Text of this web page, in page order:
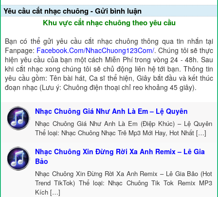
Yêu cầu cắt nhạc chuông - Gửi bình luận
Khu vực cắt nhạc chuông theo yêu cầu
Bạn có thể gửi yêu cầu cắt nhạc chuông thông qua tin nhắn tại
Fanpage: Facebook.Com/NhacChuong123Com/. Chúng tôi sẽ thực
hiện yêu cầu của bạn một cách Miễn Phí trong vòng 24 - 48h. Sau
khi cắt nhạc xong chúng tôi sẽ chủ động liên hệ tới bạn. Thông tin
yêu cầu gồm: Tên bài hát, Ca sĩ thể hiện, Giây bắt đầu và kết thúc
đoạn nhạc (Lưu ý: Chuông điện thoại chỉ reo khoảng 45 giây).
Nhạc Chuông Giá Như Anh Là Em – Lệ Quyên
Nhạc Chuông Giá Như Anh Là Em (Điệp Khúc) – Lệ Quyên
Thể loại: Nhạc Chuông Nhạc Trẻ Mp3 Mới Hay, Hot Nhất […]
Nhạc Chuông Xin Đừng Rời Xa Anh Remix – Lê Gia
Bảo
Nhạc Chuông Xin Đừng Rời Xa Anh Remix – Lê Gia Bảo (Hot
Trend TikTok) Thể loại: Nhạc Chuông Tik Tok Remix MP3
Kích […]